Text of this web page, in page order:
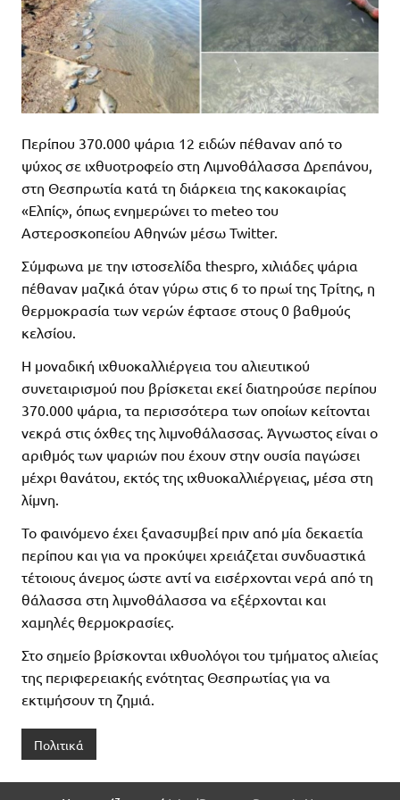
Περίπου 370.000 ψάρια 12 ειδών πέθαναν από το
ψύχος σε ιχθυοτροφείο στη Λιμνοθάλασσα Δρεπάνου,
στη Θεσπρωτία κατά τη διάρκεια της κακοκαιρίας
«Ελπίς», όπως ενημερώνει το meteo του
Αστεροσκοπείου Αθηνών μέσω Twitter.
Σύμφωνα με την ιστοσελίδα thespro, χιλιάδες ψάρια
πέθαναν μαζικά όταν γύρω στις 6 το πρωί της Τρίτης, η
θερμοκρασία των νερών έφτασε στους 0 βαθμούς
κελσίου.
Η μοναδική ιχθυοκαλλιέργεια του αλιευτικού
συνεταιρισμού που βρίσκεται εκεί διατηρούσε περίπου
370.000 ψάρια, τα περισσότερα των οποίων κείτονται
νεκρά στις όχθες της λιμνοθάλασσας. Άγνωστος είναι ο
αριθμός των ψαριών που έχουν στην ουσία παγώσει
μέχρι θανάτου, εκτός της ιχθυοκαλλιέργειας, μέσα στη
λίμνη.
Το φαινόμενο έχει ξανασυμβεί πριν από μία δεκαετία
περίπου και για να προκύψει χρειάζεται συνδυαστικά
τέτοιους άνεμος ώστε αντί να εισέρχονται νερά από τη
θάλασσα στη λιμνοθάλασσα να εξέρχονται και
χαμηλές θερμοκρασίες.
Στο σημείο βρίσκονται ιχθυολόγοι του τμήματος αλιείας
της περιφερειακής ενότητας Θεσπρωτίας για να
εκτιμήσουν τη ζημιά.
Πολιτικά